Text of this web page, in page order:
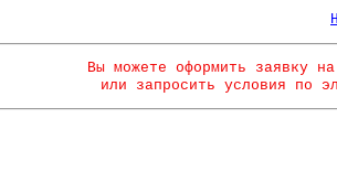
Вы можете оформить заявку
или запросить условия по